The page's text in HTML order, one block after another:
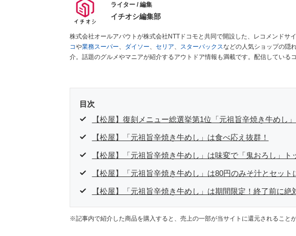
ライター / 編集
イチオシ編集部
株式会社オールアバウトが株式会社NTTドコモと共同で開設した、レコメンドサ
コや業務スーパー、 ダイソー、 セリア、 スターバックスなどの人気ショップの隠
介。話題のグルメやマニアが紹介するアウトドア情報も満載です。配信している
目次
【松屋】復刻メニュー総選挙第1位「元祖旨辛焼き牛めし」
【松屋】「元祖旨辛焼き牛めし」は食べ応え抜群！
【松屋】「元祖旨辛焼き牛めし」は味変で「鬼おろし」ト
【松屋】「元祖旨辛焼き牛めし」は80円のみそ汁とセット
【松屋】「元祖旨辛焼き牛めし」は期間限定！終了前に絶
※記事内で紹介した商品を購入すると、売上の一部が当サイトに還元されることが